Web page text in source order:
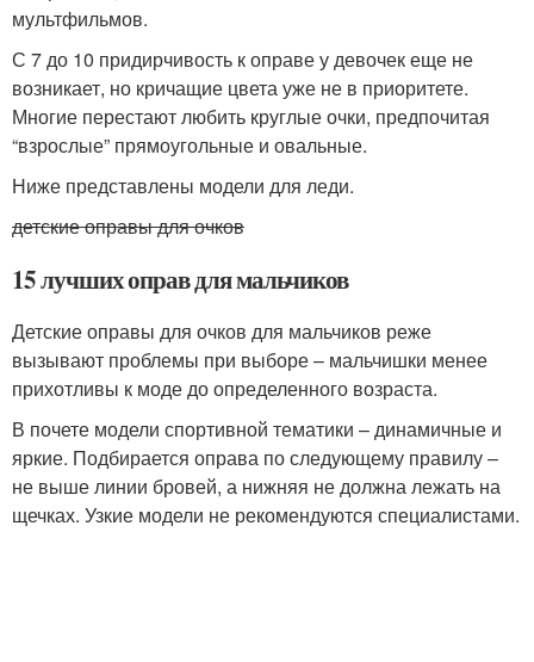
мультфильмов.
С 7 до 10 придирчивость к оправе у девочек еще не
возникает, но кричащие цвета уже не в приоритете.
Многие перестают любить круглые очки, предпочитая
“взрослые” прямоугольные и овальные.
Ниже представлены модели для леди.
детские оправы для очков
15 лучших оправ для мальчиков
Детские оправы для очков для мальчиков реже
вызывают проблемы при выборе – мальчишки менее
прихотливы к моде до определенного возраста.
В почете модели спортивной тематики – динамичные и
яркие. Подбирается оправа по следующему правилу –
не выше линии бровей, а нижняя не должна лежать на
щечках. Узкие модели не рекомендуются специалистами.